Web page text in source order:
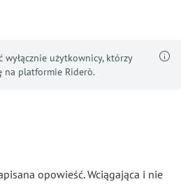
użytkownicy, którzy
platformie Riderò.
opowieść. Wciągająca i nie